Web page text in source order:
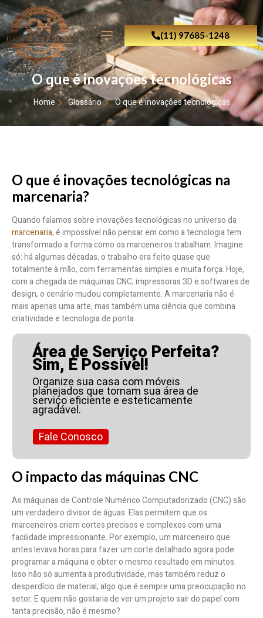
(11) 97685-1248
O que é inovações tecnológicas
Home Glossário O que é inovações tecnológicas
O que é inovações tecnológicas na
marcenaria?
Quando falamos sobre inovações tecnológicas no universo da
marcenaria, é impossível não pensar em como a tecnologia tem
transformado a forma como os marceneiros trabalham. Imagine
só: há algumas décadas, o trabalho era feito quase que
totalmente à mão, com ferramentas simples e muita força. Hoje,
com a chegada de máquinas CNC, impressoras 3D e softwares de
design, o cenário mudou completamente. A marcenaria não é
mais apenas uma arte, mas também uma ciência que combina
criatividade e tecnologia de ponta.
Área de Serviço Perfeita?
Sim, É Possível!
Organize sua casa com móveis
planejados que tornam sua área de
serviço eficiente e esteticamente
agradável.
Fale Conosco
O impacto das máquinas CNC
As máquinas de Controle Numérico Computadorizado (CNC) são
um verdadeiro divisor de águas. Elas permitem que os
marceneiros criem cortes precisos e complexos com uma
facilidade impressionante. Por exemplo, um marceneiro que
antes levava horas para fazer um corte detalhado agora pode
programar a máquina e obter o mesmo resultado em minutos.
Isso não só aumenta a produtividade, mas também reduz o
desperdício de material, algo que é sempre uma preocupação no
setor. E quem não gostaria de ver um projeto sair do papel com
tanta precisão, não é mesmo?